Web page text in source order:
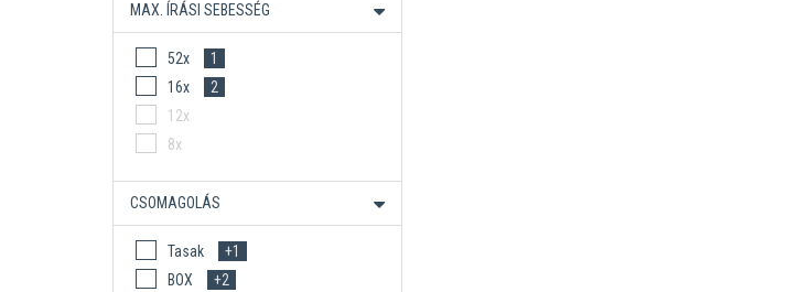
MAX. ÍRÁSI SEBESSÉG
52x
1
16x
2
12x
8x
CSOMAGOLÁS
Tasak
+1
BOX
+2